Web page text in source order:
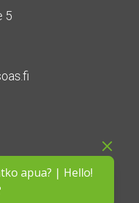
apua? | Hello!
5
ajan